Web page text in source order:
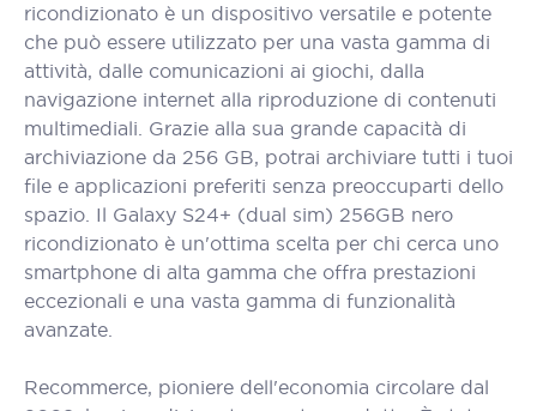
ricondizionato è un dispositivo versatile e potente
che può essere utilizzato per una vasta gamma di
attività, dalle comunicazioni ai giochi, dalla
navigazione internet alla riproduzione di contenuti
multimediali. Grazie alla sua grande capacità di
archiviazione da 256 GB, potrai archiviare tutti i tuoi
file e applicazioni preferiti senza preoccuparti dello
spazio. Il Galaxy S24+ (dual sim) 256GB nero
ricondizionato è un'ottima scelta per chi cerca uno
smartphone di alta gamma che offra prestazioni
eccezionali e una vasta gamma di funzionalità
avanzate.
Recommerce, pioniere dell'economia circolare dal